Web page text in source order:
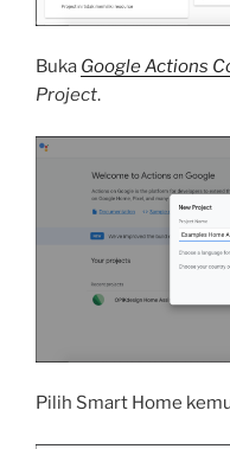
Buka Google Actions
Project.
Pilih Smart Home